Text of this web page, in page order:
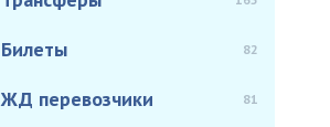
Билеты 82
ЖД перевозчики 81